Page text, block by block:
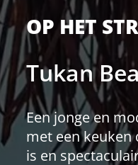
OP HET
Tukan
Een jonge en
met een keuken
is en